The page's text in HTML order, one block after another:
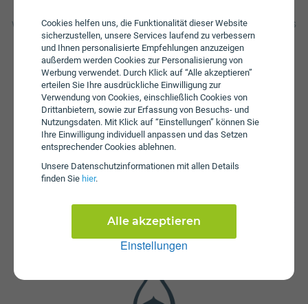
Cookies helfen uns, die Funktionalität dieser Website
sicherzustellen, unsere Services laufend zu verbessern
und Ihnen personalisierte Empfehlungen anzuzeigen
außerdem werden Cookies zur Personalisierung von
Werbung verwendet. Durch Klick auf “Alle akzeptieren”
erteilen Sie Ihre ausdrückliche Einwilligung zur
Verwendung von Cookies, einschließlich Cookies von
Drittanbietern, sowie zur Erfassung von Besuchs- und
Nutzungsdaten. Mit Klick auf “Einstellungen” können Sie
Ihre Einwilligung individuell anpassen und das Setzen
entsprechender Cookies ablehnen.
Unsere Daten­schutz­informationen mit allen Details
finden Sie hier.
Einstellungen
Alle akzeptieren
von € 39,99 an. Weiters fallen einmalige Gebühren von bis
zu € 178,00 an. Die Einmalkosten können sich durch eine
längere Bindungsfrist reduzieren.
Fristen
Monaten Bindung erhältlich. Die Kündigungsfrist beträgt 2
Monate.